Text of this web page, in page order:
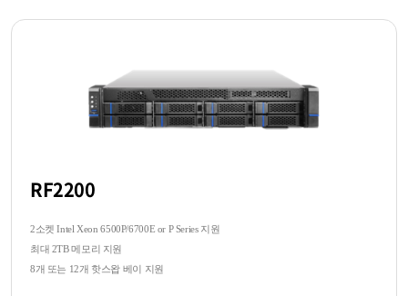
RF2200
2소켓 Intel Xeon 6500P/6700E or P Series 지원
최대 2TB 메모리 지원
8개 또는 12개 핫스왑 베이 지원